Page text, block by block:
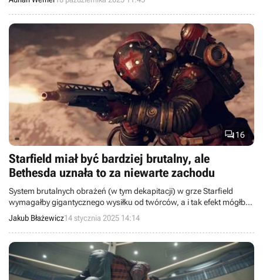
16
Starfield miał być bardziej brutalny, ale
Bethesda uznała to za niewarte zachodu
System brutalnych obrażeń (w tym dekapitacji) w grze Starfield
wymagałby gigantycznego wysiłku od twórców, a i tak efekt mógłby
nie pasować do ich wizji.
Jakub Błażewicz14 stycznia 2025 14:14